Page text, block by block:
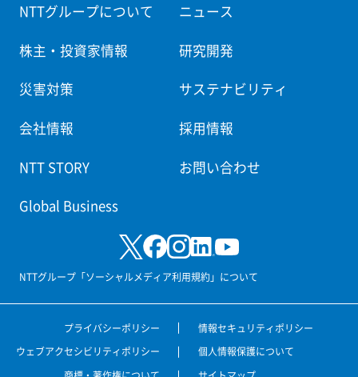
NTTグループについて ニュース
株主・投資家情報 研究開発
災害対策 サステナビリティ
会社情報 採用情報
NTT STORY お問い合わせ
Global Business
NTTグループ「ソーシャルメディア利用規約」について
プライバシーポリシー
情報セキュリティポリシー
ウェブアクセシビリティポリシー
個人情報保護について